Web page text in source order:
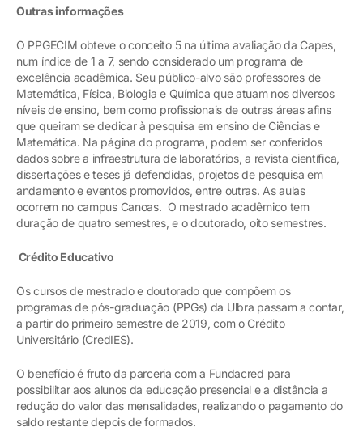
Outras informações
O PPGECIM obteve o conceito 5 na última avaliação da Capes,
num índice de 1 a 7, sendo considerado um programa de
excelência acadêmica. Seu público-alvo são professores de
Matemática, Física, Biologia e Química que atuam nos diversos
níveis de ensino, bem como profissionais de outras áreas afins
que queiram se dedicar à pesquisa em ensino de Ciências e
Matemática. Na página do programa, podem ser conferidos
dados sobre a infraestrutura de laboratórios, a revista científica,
dissertações e teses já defendidas, projetos de pesquisa em
andamento e eventos promovidos, entre outras. As aulas
ocorrem no campus Canoas. O mestrado acadêmico tem
duração de quatro semestres, e o doutorado, oito semestres.
Crédito Educativo
Os cursos de mestrado e doutorado que compõem os
programas de pós-graduação (PPGs) da Ulbra passam a contar,
a partir do primeiro semestre de 2019, com o Crédito
Universitário (CredIES).
O benefício é fruto da parceria com a Fundacred para
possibilitar aos alunos da educação presencial e a distância a
redução do valor das mensalidades, realizando o pagamento do
saldo restante depois de formados.